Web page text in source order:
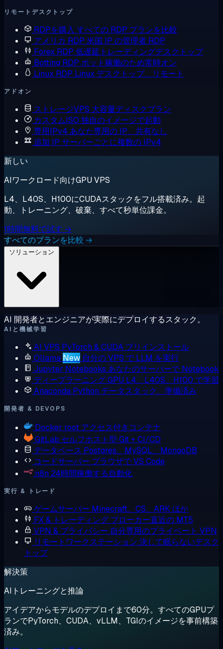
リモートデスクトップ
RDPを購入 すべての RDP プランを比較
アメリカ RDP 米国 IP の管理者 RDP
Forex RDP 低遅延トレーディングデスクトップ
Botting RDP ボット稼働のため常時オン
Linux RDP Linux デスクトップ、リモート
アドオン
ストレージVPS 大容量ディスクプラン
カスタムISO 独自のイメージで起動
専用IPv4 あなた専用の IP、共有なし
追加 IP サーバーごとに複数の IPv4
新しい
AIワークロード向けGPU VPS
L4、L40S、H100にCUDAスタックをフル搭載済み。起
動、トレーニング、破棄、すべて秒単位課金。
1時間無料で試す →
すべてのプランを比較 →
AI 開発者とエンジニアが実際にデプロイするスタック。
AIと機械学習
AI VPS PyTorch & CUDA プリインストール
Ollama New 自分の VPS で LLM を実行
Jupyter Notebooks あなたのサーバーで Notebook
ディープラーニング GPU L4、L40S、H100 で学習
Anaconda Python データスタック、準備済み
開発者 & DEVOPS
Docker root アクセス付きコンテナ
GitLab セルフホスト型 Git + CI/CD
データベース Postgres、MySQL、MongoDB
コードサーバー ブラウザで VS Code
n8n 24時間稼働する自動化
実行 & トレード
ゲームサーバー Minecraft、CS、ARK ほか
FX & トレーディング ブローカー直近の MT5
VPN & プライバシー 自分専用のプライベート VPN
リモートワークステーション 決して眠らないデスク
トップ
解決策
AIトレーニングと推論
アイデアからモデルのデプロイまで60分。すべてのGPUプ
ランでPyTorch、CUDA、vLLM、TGIのイメージを事前構築
済み。